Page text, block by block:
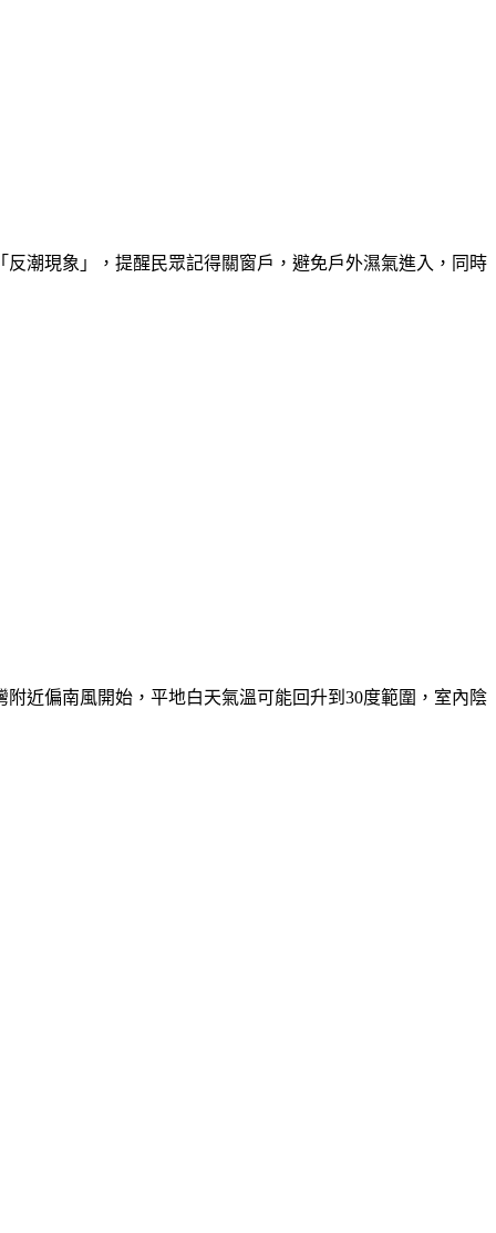
潮現象」，提醒民眾記得關窗戶，避免戶外濕氣進入，同時
近偏南風開始，平地白天氣溫可能回升到30度範圍，室內陰